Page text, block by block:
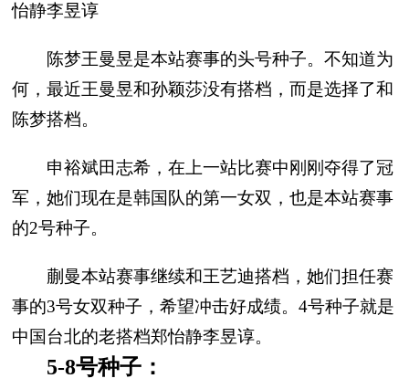
怡静李昱谆
陈梦王曼昱是本站赛事的头号种子。不知道为
何，最近王曼昱和孙颖莎没有搭档，而是选择了和
陈梦搭档。
申裕斌田志希，在上一站比赛中刚刚夺得了冠
军，她们现在是韩国队的第一女双，也是本站赛事
的2号种子。
蒯曼本站赛事继续和王艺迪搭档，她们担任赛
事的3号女双种子，希望冲击好成绩。4号种子就是
中国台北的老搭档郑怡静李昱谆。
5-8号种子：